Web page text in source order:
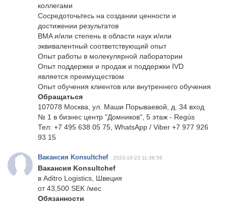
коллегами
Сосредоточьтесь на создании ценности и
достижении результатов
BMA и/или степень в области наук и/или
эквивалентный соответствующий опыт
Опыт работы в молекулярной лаборатории
Опыт поддержки и продаж и поддержки IVD
является преимуществом
Опыт обучения клиентов или внутреннего обучения
Обращаться
107078 Москва, ул. Маши Порываевой, д. 34 вход
№ 1 в бизнес центр "Домников", 5 этаж - Regús
Тел: +7 495 638 05 75, WhatsApp / Viber +7 977 926
93 15
Вакансия Konsultchef 2023-10-23 11:38:56
Вакансия Konsultchef
в Aditro Logistics, Швеция
от 43,500 SEK /мес
Обязанности